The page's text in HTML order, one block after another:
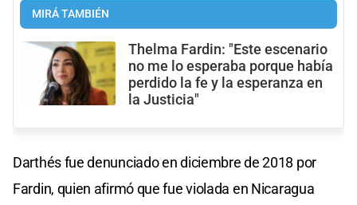
MIRÁ TAMBIÉN
Thelma Fardin: "Este escenario
no me lo esperaba porque había
perdido la fe y la esperanza en
la Justicia"
Darthés fue denunciado en diciembre de 2018 por
Fardin, quien afirmó que fue violada en Nicaragua